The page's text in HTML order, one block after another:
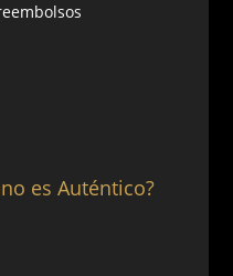
es Auténtico?